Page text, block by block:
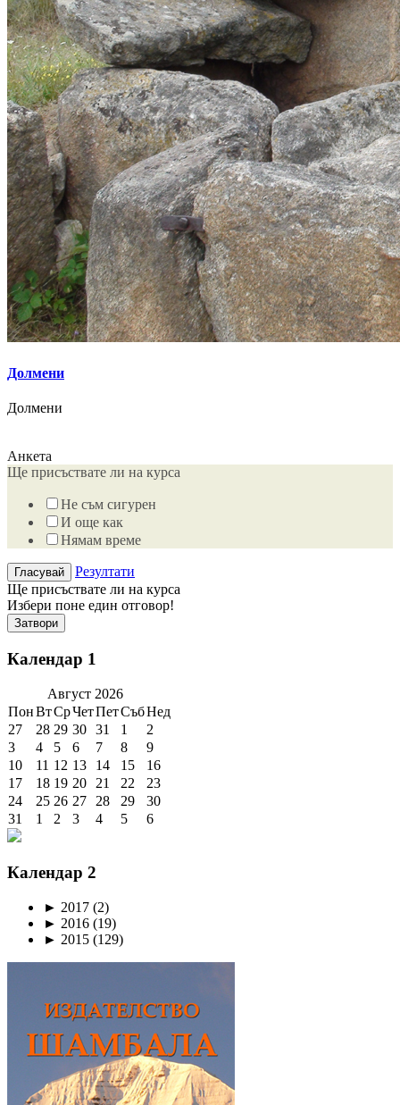
Долмени
Долмени
Анкета
Ще присъствате ли на курса
Не съм сигурен
И още как
Нямам време
Резултати
Ще присъствате ли на курса
Избери поне един отговор!
Затвори
Календар 1
Август 2026
ПонВтСрЧетПетСъбНед
27
28 29 30 31 1
2
3
4 5 6 7 8
9
10
11 12 13 14 15
16
17
18 19 20 21 22
23
24
25 26 27 28 29
30
31
1 2 3 4 5 6
Календар 2
► 2017 (2)
► 2016 (19)
► 2015 (129)